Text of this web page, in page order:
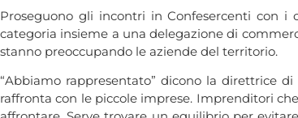
Proseguono gli incontri in Confesercenti con i
categoria insieme a una delegazione di
stanno preoccupando le aziende del territorio.
“Abbiamo rappresentato” dicono la direttrice
raffronta con le piccole imprese. Imprenditori